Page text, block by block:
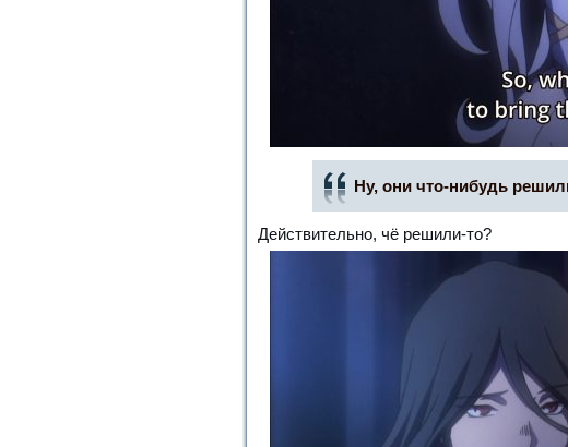
Ну, они что-нибудь
Действительно, чё решили-то?